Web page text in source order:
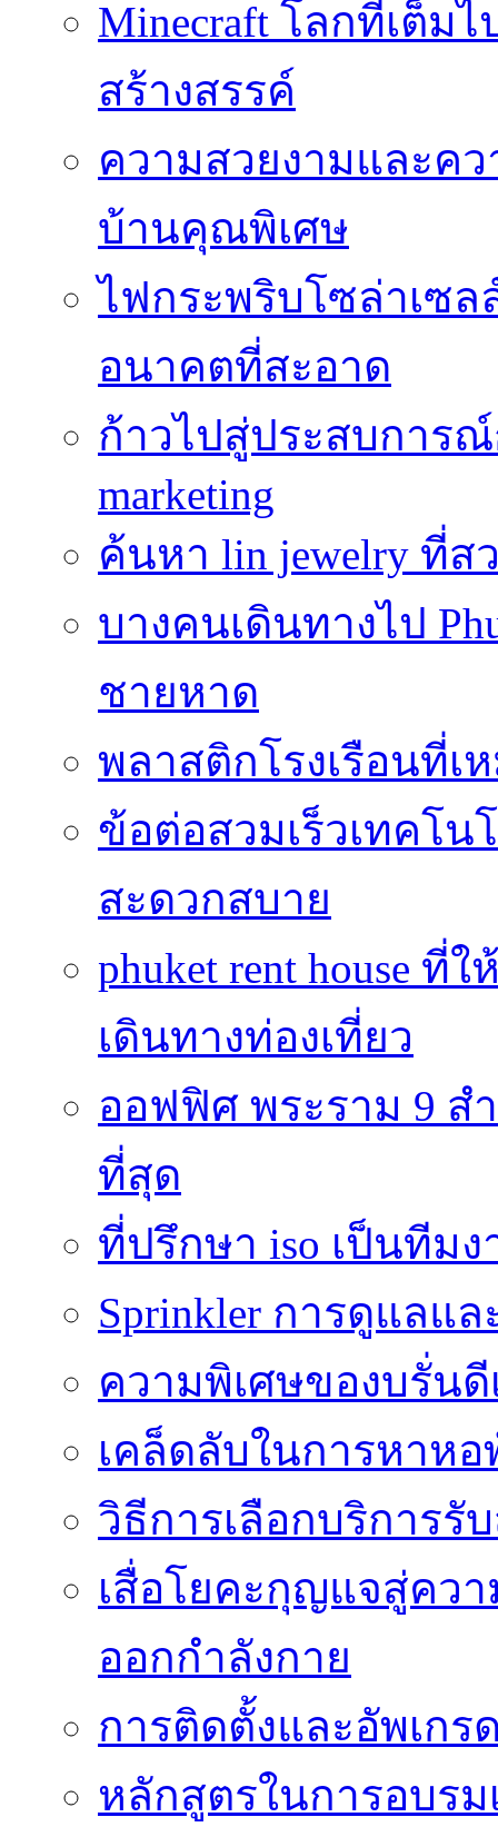
Minecraft โลกที่เต็ม
สร้างสรรค์
ความสวยงามและค
บ้านคุณพิเศษ
ไฟกระพริบโซล่าเซ
อนาคตที่สะอาด
ก้าวไปสู่ประสบการ
marketing
ค้นหา lin jewelry ที่
บางคนเดินทางไป
ชายหาด
พลาสติกโรงเรือนที่เ
ข้อต่อสวมเร็วเทคโน
สะดวกสบาย
phuket rent house
เดินทางท่องเที่ยว
ออฟฟิศ พระราม 9 ส
ที่สุด
ที่ปรึกษา iso เป็นทีม
Sprinkler การดูแลแ
ความพิเศษของบรั่นดี
เคล็ดลับในการหาหอ
วิธีการเลือกบริการรั
เสื่อโยคะกุญแจสู่คว
ออกกำลังกาย
การติดตั้งและอัพเกรด
หลักสูตรในการอบร